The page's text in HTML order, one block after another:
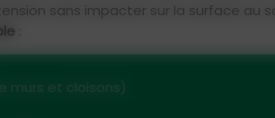
sans impacter sur la surface
murs et cloisons)